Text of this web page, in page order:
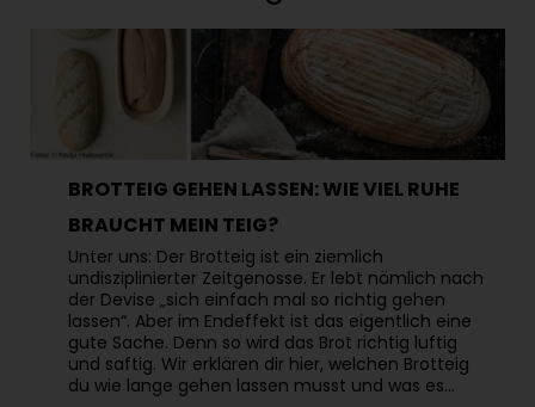
BROTTEIG GEHEN LASSEN: WIE VIEL RUHE
BRAUCHT MEIN TEIG?
Unter uns: Der Brotteig ist ein ziemlich
undisziplinierter Zeitgenosse. Er lebt nämlich nach
der Devise „sich einfach mal so richtig gehen
lassen“. Aber im Endeffekt ist das eigentlich eine
gute Sache. Denn so wird das Brot richtig luftig
und saftig. Wir erklären dir hier, welchen Brotteig
du wie lange gehen lassen musst und was es…